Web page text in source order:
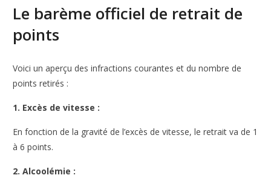
Le barème officiel de retrait de
points
Voici un aperçu des infractions courantes et du nombre de
points retirés :
1. Excès de vitesse :
En fonction de la gravité de l’excès de vitesse, le retrait va de 1
à 6 points.
2. Alcoolémie :